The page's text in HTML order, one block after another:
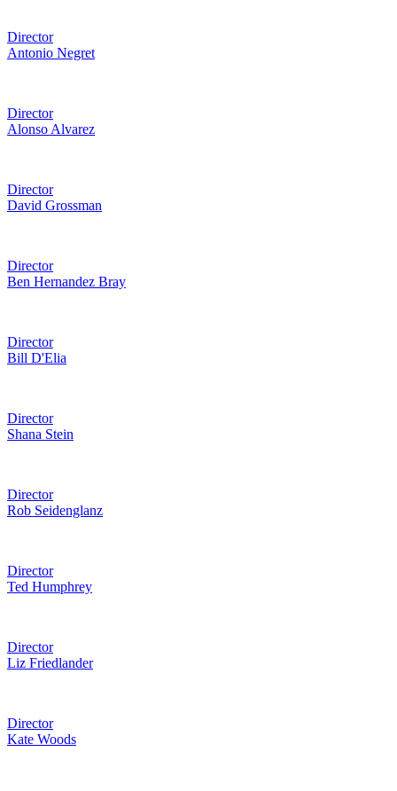
Director
Antonio Negret
Director
Alonso Alvarez
Director
David Grossman
Director
Ben Hernandez Bray
Director
Bill D'Elia
Director
Shana Stein
Director
Rob Seidenglanz
Director
Ted Humphrey
Director
Liz Friedlander
Director
Kate Woods